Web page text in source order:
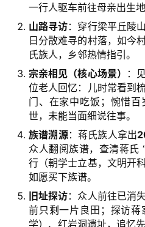
一行人驱车前往母亲出生
山路寻访：穿行梁平丘陵
日分散难寻的村落，如今
氏族人，乡邻热情指引。
宗亲相见（核心场景）
：
位老人回忆：儿时常看到
门、在家中吃饭；惋惜
世，未能当面细说往事。
族谱溯源：蒋氏族人拿出
众人翻阅族谱，查清蒋氏
行（朝学士立基，文明开
如愿买下族谱。
旧址探访：众人前往已消
前只剩一片良田；探访
学）、红岩洞遗址，追忆先